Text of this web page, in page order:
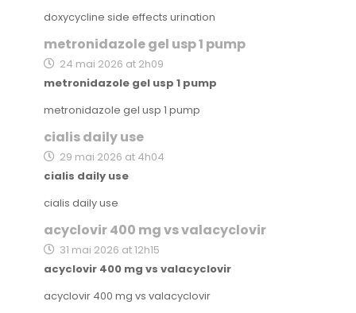
doxycycline side effects urination
metronidazole gel usp 1 pump
24 mai 2026 at 2h09
metronidazole gel usp 1 pump
metronidazole gel usp 1 pump
cialis daily use
29 mai 2026 at 4h04
cialis daily use
cialis daily use
acyclovir 400 mg vs valacyclovir
31 mai 2026 at 12h15
acyclovir 400 mg vs valacyclovir
acyclovir 400 mg vs valacyclovir